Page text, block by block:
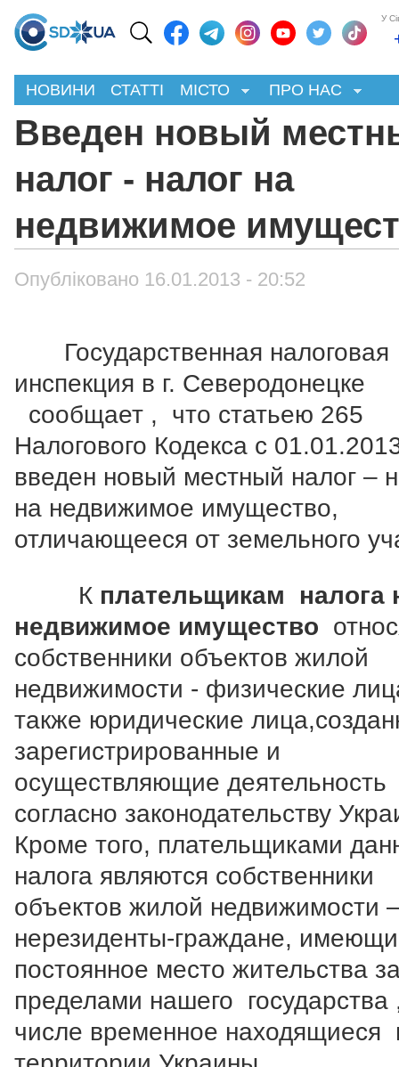
У
НОВИНИ СТАТТІ МІСТО ПРО НАС
Введен новый
налог - налог на
недвижимое
Опубліковано 16.01.2013 - 20:52
Государственная налоговая
инспекция в г. Северодонецке
сообщает , что статьею 265
Налогового Кодекса с
введен новый местный налог –
на недвижимое имущество,
отличающееся от земельного
К плательщикам налога
недвижимое имущество
собственники объектов жилой
недвижимости - физические
также юридические
зарегистрированные и
осуществляющие деятельность
согласно законодательству
Кроме того, плательщиками
налога являются собственники
объектов жилой недвижимости
нерезиденты-граждане,
постоянное место жительства
пределами нашего государства
числе временное находящиеся